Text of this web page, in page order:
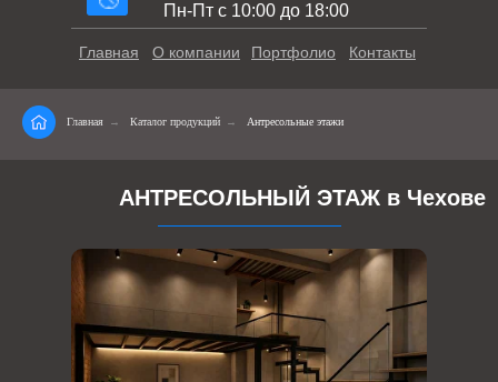
Пн-Пт с 10:00 до 18:00
Контакты
Портфолио
О компании
Главная
Главная → Каталог продукций → Антресольные этажи
АНТРЕСОЛЬНЫЙ ЭТАЖ в Чехове